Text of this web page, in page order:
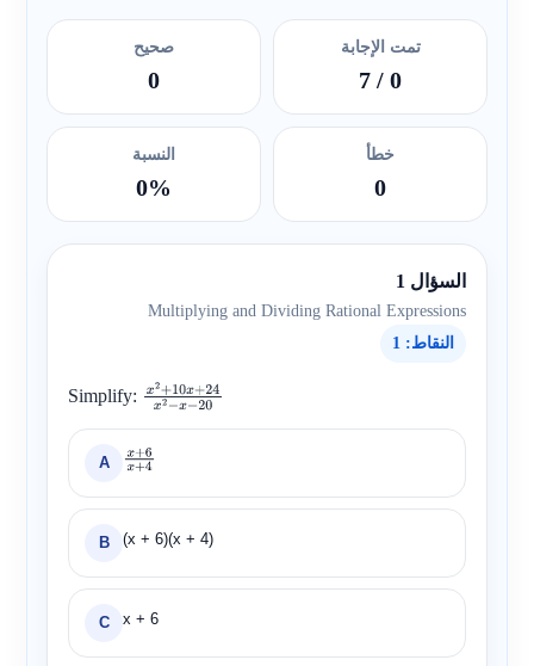
تمت الإجابة
0
/ 7
صحيح
0
خطأ
0
النسبة
0%
السؤال 1
Multiplying and Dividing Rational Expressions
النقاط: 1
Simplify: x2+10x+2
4x2−x−20
A x+6
B (x + 6)(x + 4)
C x + 6